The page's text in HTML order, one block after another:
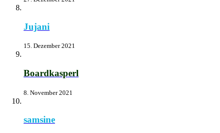
Jujani
15. Dezember 2021
Boardkasperl
8. November 2021
samsine